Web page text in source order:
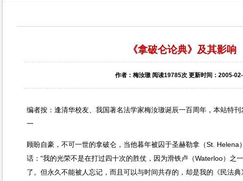
《拿破仑论典》及其影响
作者：梅汝璈 阅读19785次 更新时间：2005-
编者按：逢清华校友、我国著名法学家梅汝璈诞辰一百周年，本站特刊
一
顾盼自豪，不可一世的拿破仑，当他暮年被囚于圣赫勒拿（St. Helena
话：“我的光荣不是在打过四十次的胜仗，因为滑铁卢（Waterloo）之
了。但永久不能被人忘记，而且可以与时间共存的，却是我的《民法